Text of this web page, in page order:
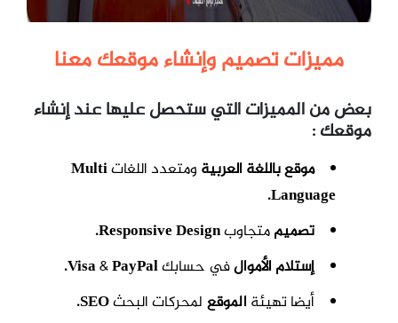
مميزات تصميم وإنشاء موقعك معنا
بعض من المميزات التي ستحصل عليها عند إنشاء
موقعك :
موقع باللغة العربية ومتعدد اللغاتMulti
Language.
تصميممتجاوبResponsive Design.
إستلام الأموالفي حسابك Visa&PayPal.
أيضا تهيئة الموقع لمحركات البحث